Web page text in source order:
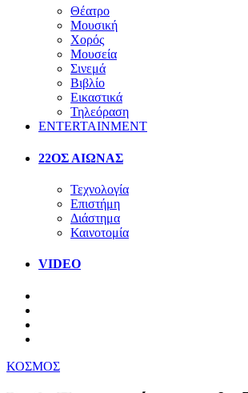
Θέατρο
Μουσική
Χορός
Μουσεία
Σινεμά
Βιβλίο
Εικαστικά
Τηλεόραση
ENTERTAINMENT
22ΟΣ ΑΙΩΝΑΣ
Τεχνολογία
Επιστήμη
Διάστημα
Καινοτομία
VIDEO
ΚΟΣΜΟΣ